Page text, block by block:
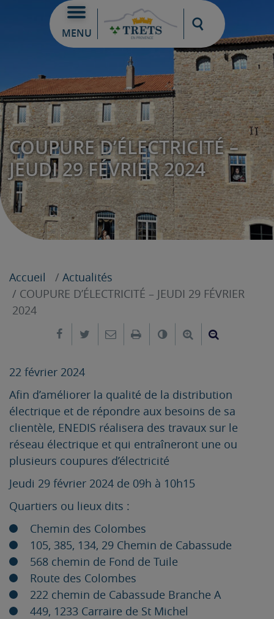
MENU
Moteur de
COUPURE D’ÉLECTRICITÉ –
JEUDI 29 FÉVRIER 2024
Accueil
Actualités
COUPURE D’ÉLECTRICITÉ – JEUDI 29 FÉVRIER
2024
Partager sur Facebook
Partager sur Twitter
Envoyer par e-mail
ImprimerChanger leAgrandir le
22 février 2024
Afin d’améliorer la qualité de la distribution
électrique et de répondre aux besoins de sa
clientèle, ENEDIS réalisera des travaux sur le
réseau électrique et qui entraîneront une ou
plusieurs coupures d’électricité
Jeudi 29 février 2024 de 09h à 10h15
Quartiers ou lieux dits :
Chemin des Colombes
105, 385, 134, 29 Chemin de Cabassude
568 chemin de Fond de Tuile
Route des Colombes
222 chemin de Cabassude Branche A
449, 1233 Carraire de St Michel